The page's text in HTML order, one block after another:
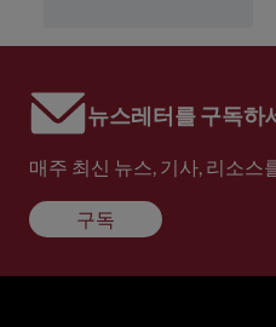
뉴스레터를 구독하
매주 최신 뉴스, 기사, 리소스
구독